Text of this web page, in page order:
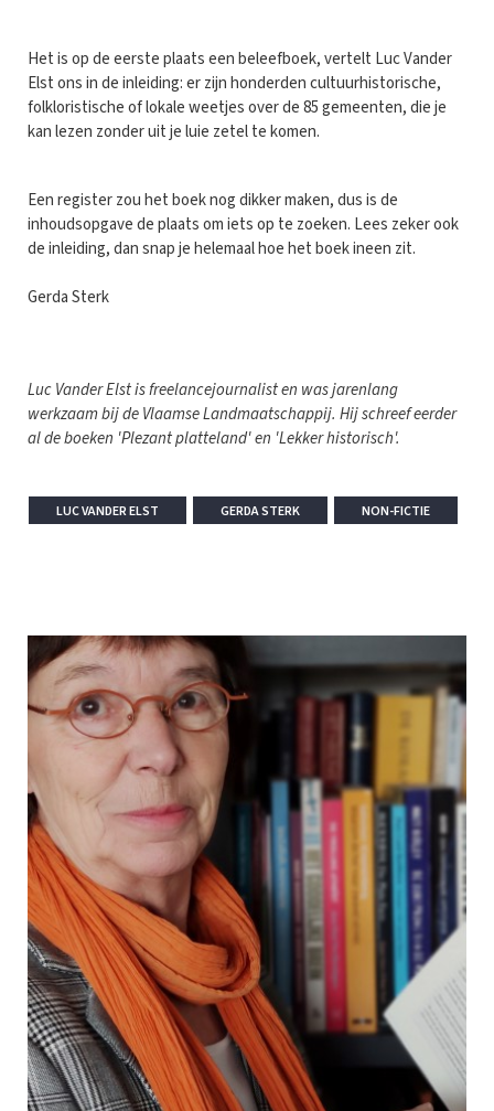
Het is op de eerste plaats een beleefboek, vertelt Luc Vander
Elst ons in de inleiding: er zijn honderden cultuurhistorische,
folkloristische of lokale weetjes over de 85 gemeenten, die je
kan lezen zonder uit je luie zetel te komen.
Een register zou het boek nog dikker maken, dus is de
inhoudsopgave de plaats om iets op te zoeken. Lees zeker ook
de inleiding, dan snap je helemaal hoe het boek ineen zit.
Gerda Sterk
Luc Vander Elst is freelancejournalist en was jarenlang
werkzaam bij de Vlaamse Landmaatschappij. Hij schreef eerder
al de boeken 'Plezant platteland' en 'Lekker historisch'.
LUC VANDER ELST GERDA STERK NON-FICTIE